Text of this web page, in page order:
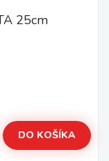
25cm
DO KOŠÍKA